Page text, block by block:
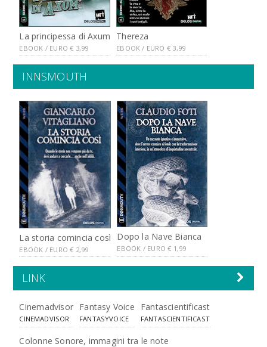
La principessa di Axum
EBOOK / EURO€ 3,99
Thereza
EBOOK / EURO € 3,99
INNSMOUTH
La storia comincia così
EBOOK / EURO€ 2,99
Dopo la Nave Bianca
EBOOK / EURO€ 1,99
LINK
Cinemadvisor
CINEMADVISOR
Fantasy Voice
FANTASYVOICE
Fantascientificast
FANTASCIENTIFICAST
Colonne Sonore, immagini tra le note